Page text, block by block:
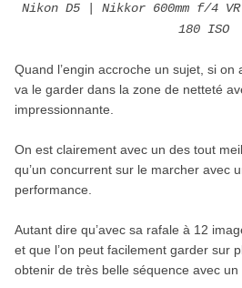
Nikon D5 | Nikkor 600mm f/4
180 ISO
Quand l’engin accroche un sujet, si on
va le garder dans la zone de netteté
impressionnante.
On est clairement avec un des tout
qu’un concurrent sur le marcher avec
performance.
Autant dire qu’avec sa rafale à 12
et que l’on peut facilement garder sur
obtenir de très belle séquence avec un